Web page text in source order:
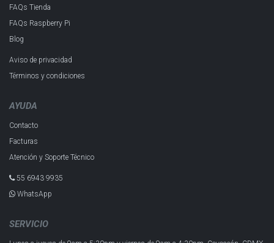
FAQs Tienda
FAQs Raspberry Pi
Blog
Aviso de privacidad
Términos y condiciones
AYUDA
Contacto
Facturas
Atención y Soporte Técnico
55 6943 993​5
WhatsApp
SERVICIO